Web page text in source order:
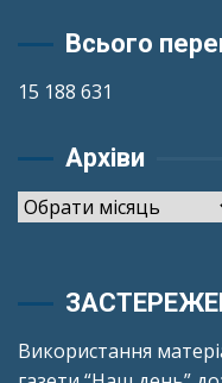
Всього
15 188 631
Архіви
Архіви
Використання